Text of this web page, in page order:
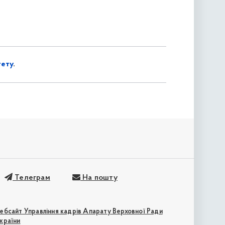
.
Телеграм На пошту
Управління кадрів Апарату Верховної Ради